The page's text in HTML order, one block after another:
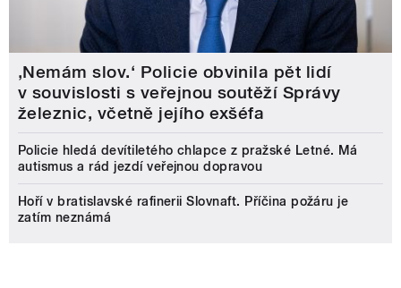
‚Nemám slov.‘ Policie obvinila pět lidí
v souvislosti s veřejnou soutěží Správy
železnic, včetně jejího exšéfa
Policie hledá devítiletého chlapce z pražské Letné. Má
autismus a rád jezdí veřejnou dopravou
Hoří v bratislavské rafinerii Slovnaft. Příčina požáru je
zatím neznámá